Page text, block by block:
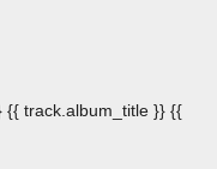
{{ track.album_title }} {{